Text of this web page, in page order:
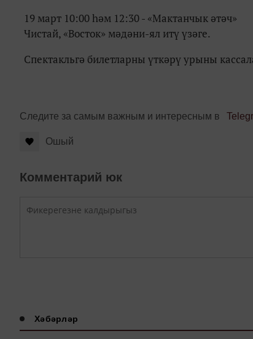
19 март 10:00 һәм 12:30 - «Мактанчык әтәч»
Чистай, «Восток» мәдәни-ял итү үзәге.
Спектакльгә билетларны үткәрү урыны
Следите за самым важным и интересным в
Ошый
Комментарий юк
Хәбәрләр